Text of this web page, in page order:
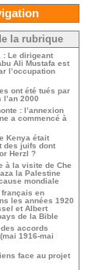
la rubrique
: Le dirigeant
Ali Mustafa est
l’occupation
ont été tués par
2000
: l’annexion
a commencé à
Kenya était
des juifs dont
Herzl ?
à la visite de Che
la Palestine
mondiale
en
les années 1920
et Albert
de la Bible
accords
1916-mai
face au projet